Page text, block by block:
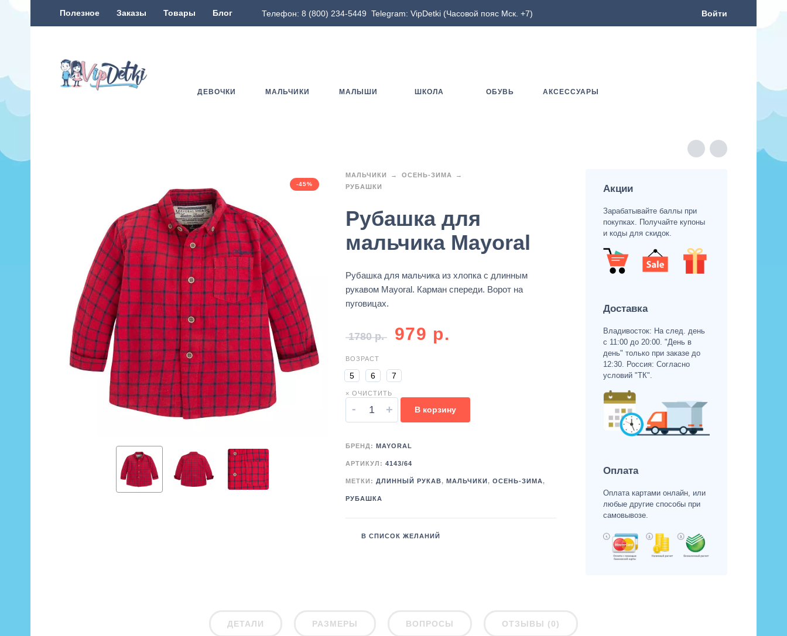
Полезное Заказы Товары Блог Телефон: 8 (800) 234-5449 Telegram: VipDetki (Часовой пояс Мск. +7) Войти
ДЕВОЧКИ МАЛЬЧИКИ МАЛЫШИ ШКОЛА ОБУВЬ АКСЕССУАРЫ
-45%
МАЛЬЧИКИ
ОСЕНЬ-ЗИМА
РУБАШКИ
Рубашка для
мальчика Mayoral
Рубашка для мальчика из хлопка с длинным
рукавом Mayoral. Карман спереди. Ворот на
пуговицах.
1780р. 979 р.
ВОЗРАСТ
5 6 7
× ОЧИСТИТЬ
- + В корзину
БРЕНД: MAYORAL
АРТИКУЛ: 4143/64
МЕТКИ: ДЛИННЫЙ РУКАВ, МАЛЬЧИКИ , ОСЕНЬ-ЗИМА,
РУБАШКА
В СПИСОК ЖЕЛАНИЙ
Акции
Зарабатывайте баллы при
покупках. Получайте купоны
и коды для скидок.
Доставка
Владивосток: На след. день
с 11:00 до 20:00. "День в
день" только при заказе до
12:30. Россия: Согласно
условий "ТК".
Оплата
Оплата картами онлайн, или
любые другие способы при
самовывозе.
ДЕТАЛИ РАЗМЕРЫ ВОПРОСЫ ОТЗЫВЫ (0)